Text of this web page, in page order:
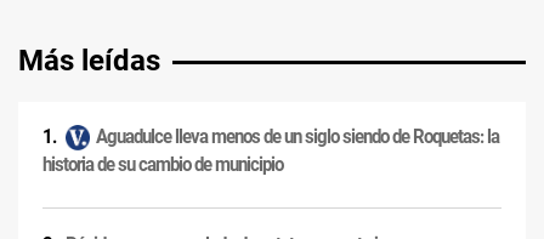
Más leídas
Aguadulce lleva menos de un siglo siendo de Roquetas: la
historia de su cambio de municipio